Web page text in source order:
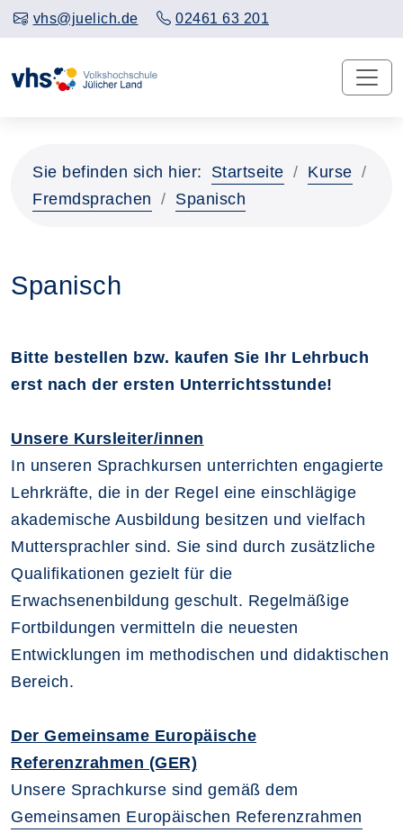
vhs@juelich.de 02461 63 201
Sie befinden sich hier: Startseite
Kurse
Fremdsprachen
Spanisch
Spanisch
Bitte bestellen bzw. kaufen Sie Ihr Lehrbuch
erst nach der ersten Unterrichtsstunde!
Unsere Kursleiter/innen
In unseren Sprachkursen unterrichten engagierte
Lehrkräfte, die in der Regel eine einschlägige
akademische Ausbildung besitzen und vielfach
Muttersprachler sind. Sie sind durch zusätzliche
Qualifikationen gezielt für die
Erwachsenenbildung geschult. Regelmäßige
Fortbildungen vermitteln die neuesten
Entwicklungen im methodischen und didaktischen
Bereich.
Der Gemeinsame Europäische
Referenzrahmen (GER)
Unsere Sprachkurse sind gemäß dem
Gemeinsamen Europäischen Referenzrahmen